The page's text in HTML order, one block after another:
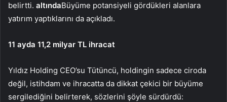
belirtti. altındaBüyüme potansiyeli gördükleri alanlara
yatırım yaptıklarını da açıkladı.
11 ayda 11,2 milyar TL ihracat
Yıldız Holding CEO’su Tütüncü, holdingin sadece ciroda
değil, istihdam ve ihracatta da dikkat çekici bir büyüme
sergilediğini belirterek, sözlerini şöyle sürdürdü: